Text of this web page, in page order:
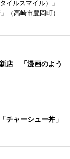
イルスマイル）」
（高崎市豊岡町）
店 「漫画のよう
ャーシュー丼」